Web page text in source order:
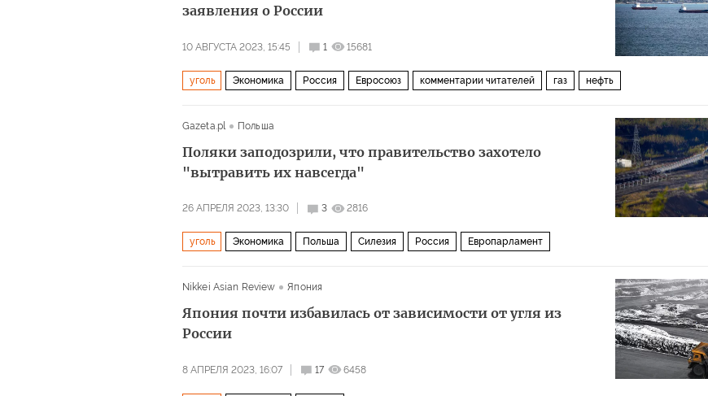
заявления о России
10 АВГУСТА 2023, 15:45 1 15681
уголь Экономика Россия Евросоюз комментарии читателей газ нефть
Gazeta.pl Польша
Поляки заподозрили, что правительство захотело
"вытравить их навсегда"
26 АПРЕЛЯ 2023, 13:30 3 2816
уголь Экономика Польша Силезия Россия Европарламент
Nikkei Asian Review Япония
Япония почти избавилась от зависимости от угля из
России
8 АПРЕЛЯ 2023, 16:07 17 6458